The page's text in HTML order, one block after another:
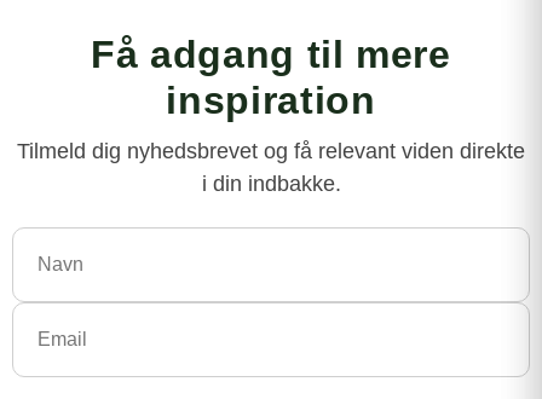
Få adgang til mere
inspiration
Tilmeld dig nyhedsbrevet og få relevant viden direkte
i din indbakke.